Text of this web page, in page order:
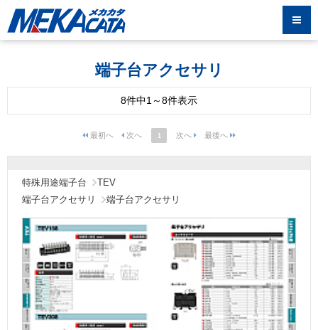
端子台アクセサリ
8件中1～8件表示
1
特殊用途端子台
TEV
端子台アクセサリ
端子台アクセサリ